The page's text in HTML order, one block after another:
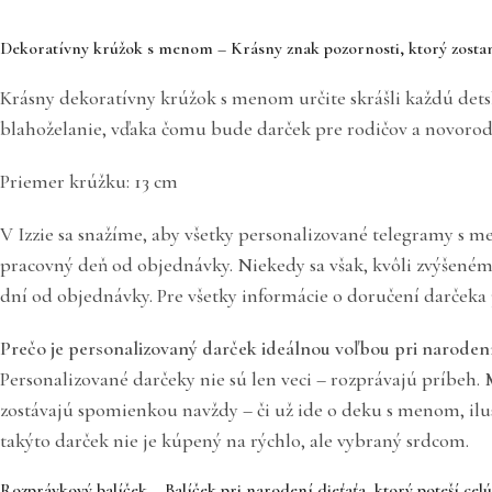
Dekoratívny krúžok s menom – Krásny znak pozornosti, ktorý
Krásny dekoratívny krúžok s menom určite skrášli každú
blahoželanie, vďaka čomu bude darček pre rodičov a
Priemer krúžku: 13 cm
V Izzie sa snažíme, aby všetky personalizované telegramy s
pracovný deň od objednávky. Niekedy sa však, kvôli
dní od objednávky. Pre všetky informácie o doručení
Prečo je personalizovaný darček ideálnou voľbou pri
Personalizované darčeky nie sú len veci – rozprávajú
zostávajú spomienkou navždy – či už ide o deku s menom,
takýto darček nie je kúpený na rýchlo, ale vybraný srdcom.